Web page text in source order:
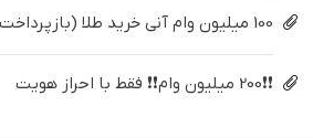
100 میلیون وام آنی خرید طلا (بازپرداخت 12 ماهه)
❗❗200 میلیون وام❗❗ فقط با احراز هویت